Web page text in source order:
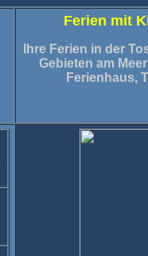
Ferien mit
Ihre Ferien in der
Gebieten am
Ferienhaus,